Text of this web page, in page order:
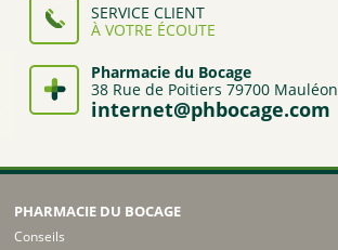
SERVICE CLIENT
À VOTRE ÉCOUTE
Pharmacie du Bocage
38 Rue de Poitiers 79700 Mauléon
internet@phbocage.com
PHARMACIE DU BOCAGE
Conseils